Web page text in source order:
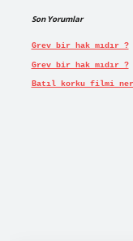
Son Yorumlar
Grev bir hak mıdır ?
Grev bir hak mıdır ?
Batıl korku filmi